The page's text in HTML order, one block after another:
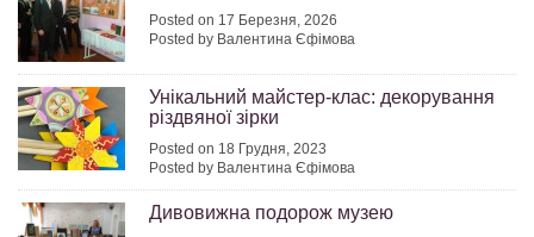
Posted on 17 Березня, 2026
Posted by Валентина Єфімова
Унікальний майстер-клас: декорування
різдвяної зірки
Posted on 18 Грудня, 2023
Posted by Валентина Єфімова
Дивовижна подорож музею